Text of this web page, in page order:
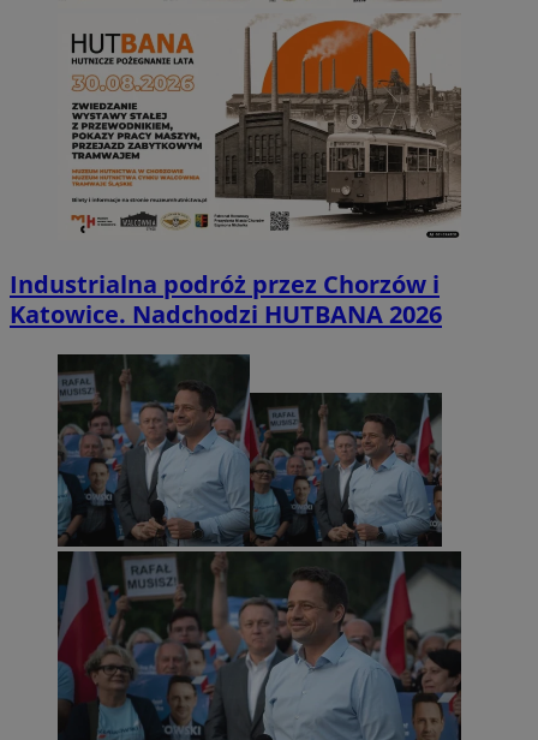
Industrialna podróż przez Chorzów i
Katowice. Nadchodzi HUTBANA 2026